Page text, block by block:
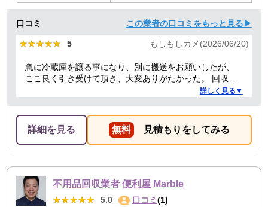
口コミ この業者の口コミをもっと見る▶
★★★★★
★★★★★ 5 もしもしカメ(2026/06/20)
急に冷蔵庫を譲る事になり、別に搬送をお願いしたが、
ここ良く引き受けて頂き、大変ありがたかった。 回収作
詳しく見る▼
詳細を見る 無料 見積もりをしてみる
不用品回収業者 便利屋 Marble
★★★★★
★★★★★ 5.0 口コミ (1)